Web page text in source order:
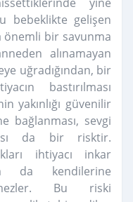
bebeklikte gelişen
önemli bir savunma
alınamayan
uğradığından, bir
bastırılması
yakınlığı güvenilir
bağlanması, sevgi
da bir risktir.
ihtiyacı inkar
da kendilerine
Bu riski